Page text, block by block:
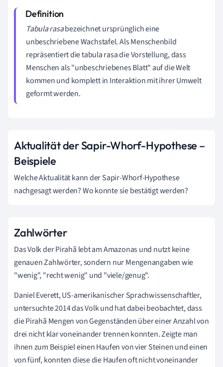
Tabula rasabezeichnet ursprünglich eine
unbeschriebene Wachstafel. Als Menschenbild
repräsentiert die tabula rasa die Vorstellung, dass
Menschen als "unbeschriebenes Blatt" auf die Welt
kommen und komplett in Interaktion mit ihrer Umwelt
geformt werden.
Aktualität der Sapir-Whorf-Hypothese –
Beispiele
Welche Aktualität kann der Sapir-Whorf-Hypothese
nachgesagt werden? Wo konnte sie bestätigt werden?
Zahlwörter
Das Volk der Pirahã lebt am Amazonas und nutzt keine
genauen Zahlwörter, sondern nur Mengenangaben wie
"wenig", "recht wenig" und "viele/genug".
Daniel Everett, US-amerikanischer Sprachwissenschaftler,
untersuchte 2014 das Volk und hat dabei beobachtet, dass
die Pirahã Mengen von Gegenständen über einer Anzahl von
drei nicht klar voneinander trennen konnten. Zeigte man
ihnen zum Beispiel einen Haufen von vier Steinen und einen
von fünf, konnten diese die Haufen oft nicht voneinander